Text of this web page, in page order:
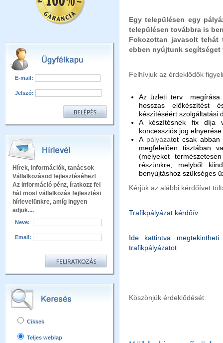
E-mail:
Jelszó:
Hírek, információk, tanácsok
Vállalkozásod fejlesztéséhez!
Az információ pénz, íratkozz fel
hát most vállalkozás fejlesztési
hírlevelünkre, amíg ingyen
adjuk....
Neve:
Email:
Cikkek
Teljes weblap
Egy településen egy
településen továbbra is
Fokozottan javasolt tehát
ebben nyújtunk segítséget
Felhívjuk az érdeklődők
Az üzleti terv megírása
hosszas előkészítést
készítéséért szolgáltatási
A készítésnek fix díja
koncessziós jog
A pályázatot csak abban
megfelelően tisztában
(melyeket
részünkre, melyből
benyújtáshoz szükséges
Kérjük az alábbi kérdőívet
Trafikpályázat kérdőív
Ide kattintva
trafikpályázatot
Köszönjük érdeklődését.